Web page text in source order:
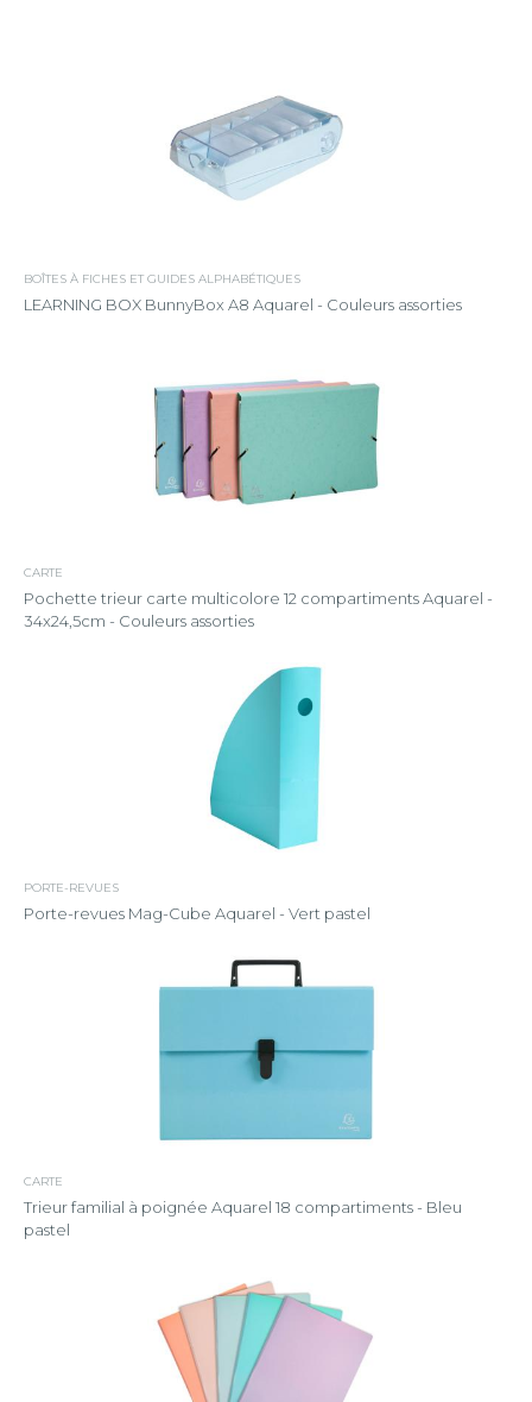
BOÎTES À FICHES ET GUIDES ALPHABÉTIQUES
LEARNING BOX BunnyBox A8 Aquarel - Couleurs assorties
CARTE
Pochette trieur carte multicolore 12 compartiments Aquarel -
34x24,5cm - Couleurs assorties
PORTE-REVUES
Porte-revues Mag-Cube Aquarel - Vert pastel
CARTE
Trieur familial à poignée Aquarel 18 compartiments - Bleu
pastel